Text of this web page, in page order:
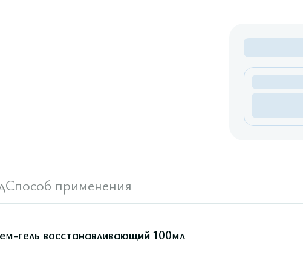
Способ применения
гель восстанавливающий 100мл